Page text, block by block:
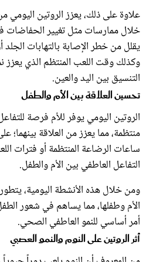
علاوة على ذلك، يعزز الروتين
خلال ممارسات مثل تغيير
يقلل من خطر الإصابة بالتهابات الجلد
وكذلك وقت اللعب المنتظم الذي يعزز
التنسيق بين اليد والعين.
تحسين العلاقة بين الأم والطفل
الروتين اليومي يوفر للأم فرصة
منتظمة، مما يعزز من العلاقة بينهما؛
ساعات الرضاعة المنتظمة أو فترات
التفاعل العاطفي بين الأم والطفل.
ومن خلال هذه الأنشطة اليومية،
الأم وطفلها، مما يساهم في شعور
أمر أساسي للنمو العاطفي الصحي.
أثر الروتين على النوم والنمو العصبي